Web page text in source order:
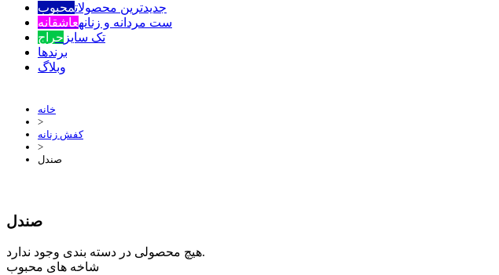
جدیدترین محصولاتمحبوب
ست مردانه و زنانهعاشقانه
تک سایز حراج
برندها
وبلاگ
خانه
>
کفش زنانه
>
صندل
صندل
هیچ محصولی در دسته بندی وجود ندارد.
شاخه های محبوب